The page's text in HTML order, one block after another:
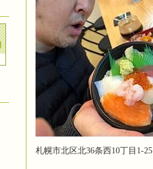
札幌市北区北36条西10丁目1-25